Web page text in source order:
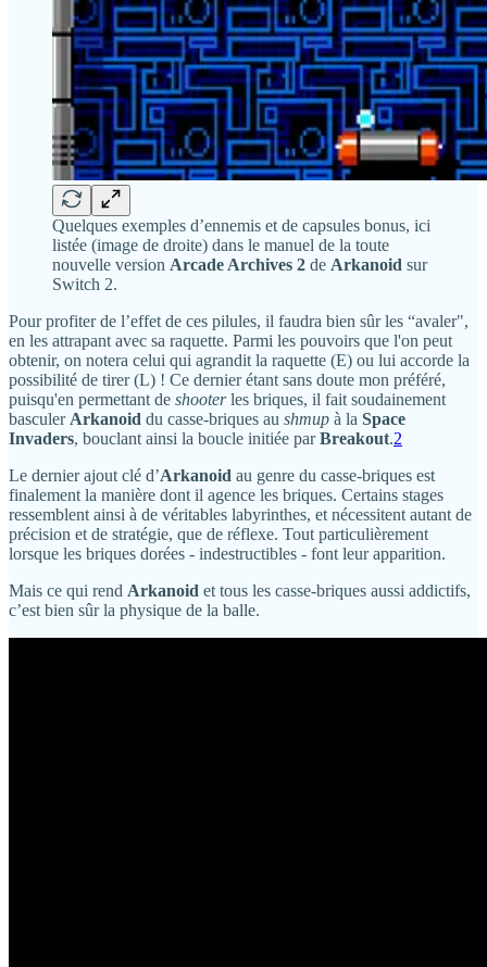
Quelques exemples d’ennemis et de capsules bonus, ici
listée (image de droite) dans le manuel de la toute
nouvelle version Arcade Archives 2 de Arkanoid sur
Switch 2.
Pour profiter de l’effet de ces pilules, il faudra bien sûr les “avaler",
en les attrapant avec sa raquette. Parmi les pouvoirs que l'on peut
obtenir, on notera celui qui agrandit la raquette (E) ou lui accorde la
possibilité de tirer (L) ! Ce dernier étant sans doute mon préféré,
puisqu'en permettant de shooterles briques, il fait soudainement
basculer Arkanoid du casse-briques au shmup à la Space
Invaders, bouclant ainsi la boucle initiée parBreakout.2
Le dernier ajout clé d’Arkanoid au genre du casse-briques est
finalement la manière dont il agence les briques. Certains stages
ressemblent ainsi à de véritables labyrinthes, et nécessitent autant de
précision et de stratégie, que de réflexe. Tout particulièrement
lorsque les briques dorées - indestructibles - font leur apparition.
Mais ce qui rend Arkanoid et tous les casse-briques aussi addictifs,
c’est bien sûr la physique de la balle.